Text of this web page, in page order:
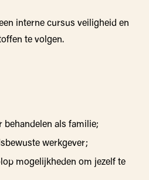
interne cursus veiligheid en
te volgen.
behandelen als familie;
werkgever;
mogelijkheden om jezelf te